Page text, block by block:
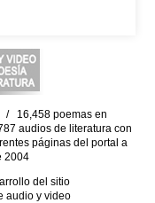
16,458 poemas en
audios de literatura con
páginas del portal a
2004
del sitio
audio y video